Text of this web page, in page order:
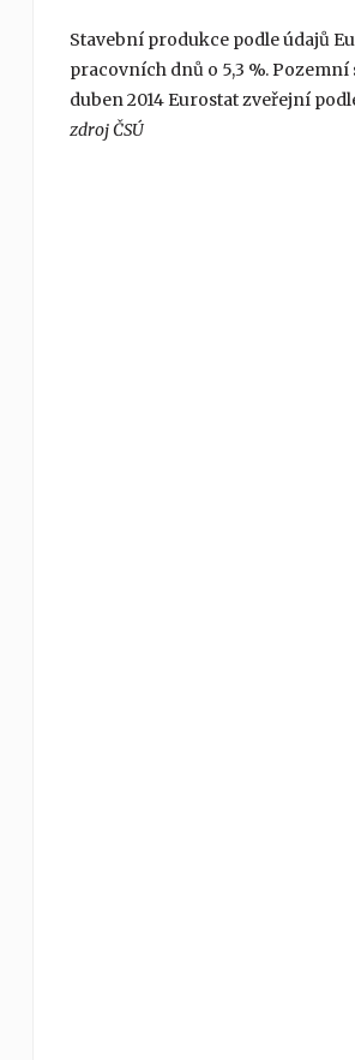
Stavební produkce podle údajů
pracovních dnů o 5,3 %. Pozemní
duben 2014 Eurostat zveřejní
zdroj ČSÚ